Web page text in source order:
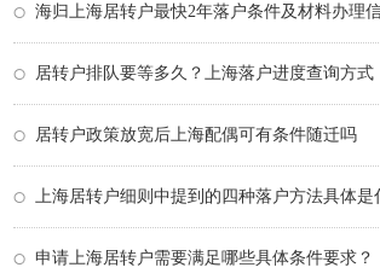
海归上海居转户最快2年落户条件及材料办理
居转户排队要等多久？上海落户进度查询方式
居转户政策放宽后上海配偶可有条件随迁吗
上海居转户细则中提到的四种落户方法具体是
申请上海居转户需要满足哪些具体条件要求？